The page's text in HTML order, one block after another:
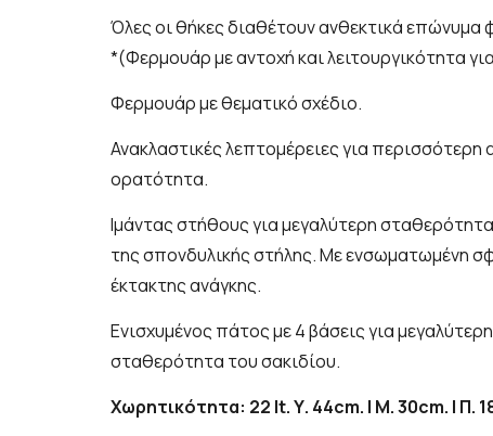
Όλες οι θήκες διαθέτουν ανθεκτικά
*(Φερμουάρ με αντοχή και λειτουργικότητα
Φερμουάρ με θεματικό σχέδιο.
Ανακλαστικές λεπτομέρειες για
ορατότητα.
Ιμάντας στήθους για μεγαλύτερη
της σπονδυλικής στήλης. Mε ενσωματωμένη
έκτακτης ανάγκης.
Ενισχυμένος πάτος με 4 βάσεις για
σταθερότητα του σακιδίου.
Χωρητικότητα: 22 lt. Υ. 44cm. | Μ. 30cm. | Π.